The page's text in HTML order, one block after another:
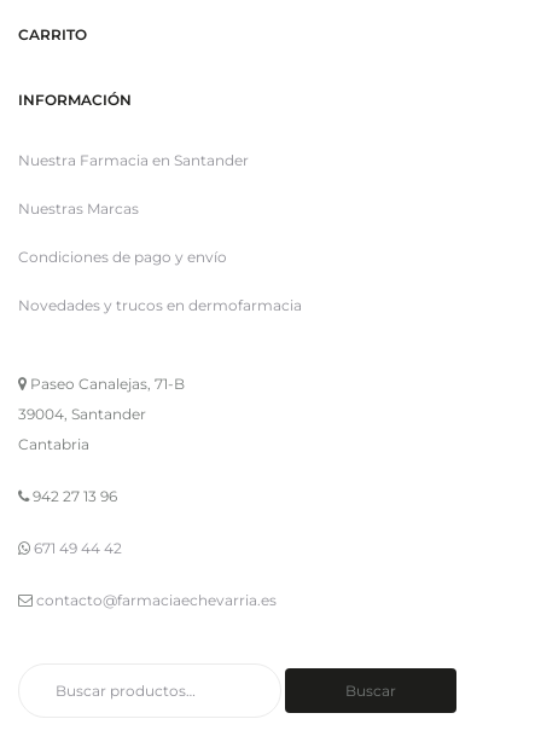
CARRITO
INFORMACIÓN
Nuestra Farmacia en Santander
Nuestras Marcas
Condiciones de pago y envío
Novedades y trucos en dermofarmacia
Paseo Canalejas, 71-B
39004, Santander
Cantabria
942 27 13 96
671 49 44 42
contacto@farmaciaechevarria.es
Buscar